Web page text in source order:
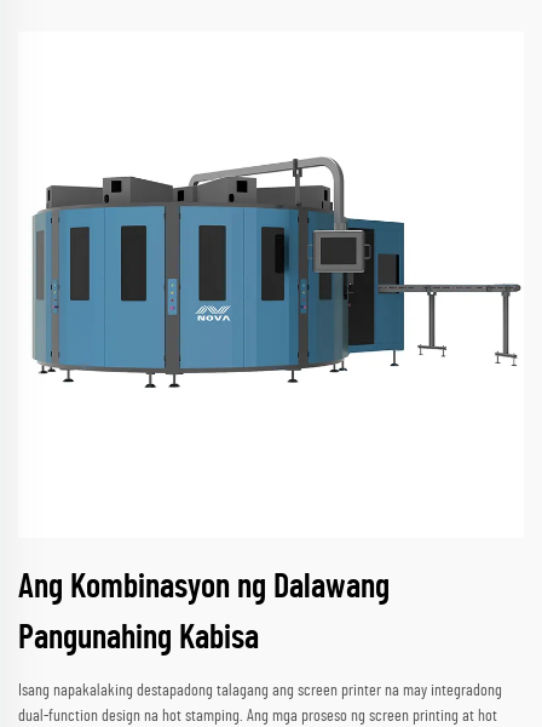
Ang Kombinasyon ng Dalawang
Pangunahing Kabisa
Isang napakalaking destapadong talagang ang screen printer na may integradong
dual-function design na hot stamping. Ang mga proseso ng screen printing at hot